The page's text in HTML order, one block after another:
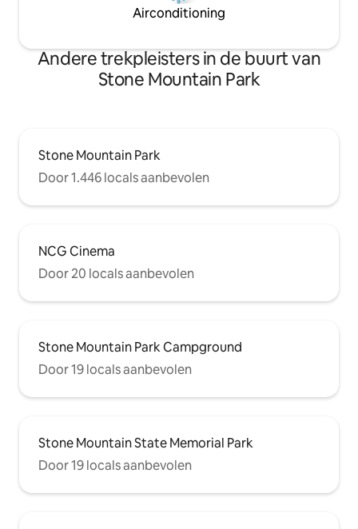
Airconditioning
Andere trekpleisters in de buurt van
Stone Mountain Park
Stone Mountain Park
Door 1.446 locals aanbevolen
NCG Cinema
Door 20 locals aanbevolen
Stone Mountain Park Campground
Door 19 locals aanbevolen
Stone Mountain State Memorial Park
Door 19 locals aanbevolen